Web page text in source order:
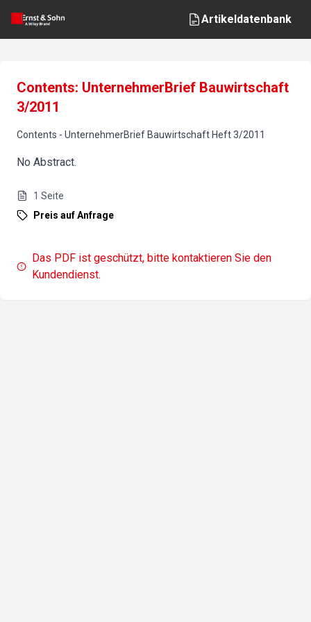
Artikeldatenbank
Contents: UnternehmerBrief Bauwirtschaft
3/2011
Contents - UnternehmerBrief Bauwirtschaft Heft3/2011
No Abstract.
1 Seite
Preis auf Anfrage
Das PDF ist geschützt, bitte kontaktieren Sie den
Kundendienst.